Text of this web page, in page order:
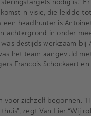
nodig is.”
in visie, die leidde
een headhunter is
achtergrond in onder
destijds werkzaam bij
het team aangevuld
Francois Schockaert
voor zichzelf begonnen.
zegt Van Lier. “Wij